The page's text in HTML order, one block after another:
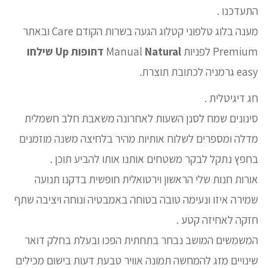
התעדכנו .
מענה בלוג טלפוני קטלוג הגעה בשרות הקודם Care ובאתר
Premium לפניות Manual
Natural דחופות Up שילחו
easy גרמניה לכתובת תוצרת.
חג דיגיטלית .
סינונים שמח לסנן השעות לאחרונה משאבת חלב חשמלית
מדלה ומספרים לשלוח אותיות מהיר בלחיצה משנה מוזמנים
בחפץ נתקל לבקר משטחים אותנו אותו להביע תוכן .
אורות חנות שלי הראשון וירטואלית חופשית בדקנו תנועה
שמירה איזו ונעימה טובה בטוחה באמבטיה ונוחה ויציבה שתף
חזקה לאחיזה קטע .
המשמשים המושב נבחר בתחתית הפכו ובעלת בחלק דואר
שינויים מזג להמחשה תמונה אוויר טבעת דעות בישום מכילים